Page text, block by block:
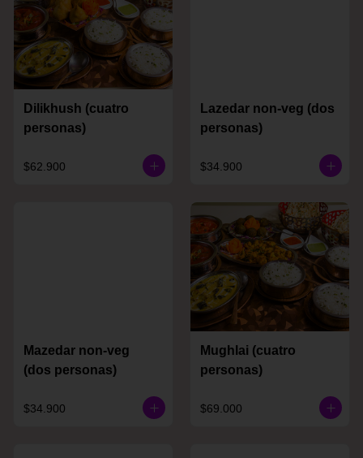
Dilikhush (cuatro
personas)
$62.900
Lazedar non-veg (dos
personas)
$34.900
Mazedar non-veg
(dos personas)
$34.900
Mughlai (cuatro
personas)
$69.000